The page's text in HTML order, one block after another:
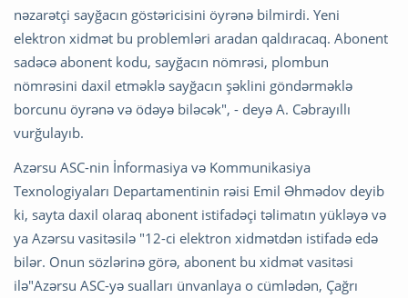
nəzarətçi sayğacın göstəricisini öyrənə bilmirdi. Yeni
elektron xidmət bu problemləri aradan qaldıracaq. Abonent
sadəcə abonent kodu, sayğacın nömrəsi, plombun
nömrəsini daxil etməklə sayğacın şəklini göndərməklə
borcunu öyrənə və ödəyə biləcək", - deyə A. Cəbrayıllı
vurğulayıb.
Azərsu ASC-nin İnformasiya və Kommunikasiya
Texnologiyaları Departamentinin rəisi Emil Əhmədov deyib
ki, sayta daxil olaraq abonent istifadəçi təlimatın yükləyə və
ya Azərsu vasitəsilə "12-ci elektron xidmətdən istifadə edə
bilər. Onun sözlərinə görə, abonent bu xidmət vasitəsi
ilə"Azərsu ASC-yə sualları ünvanlaya o cümlədən, Çağrı